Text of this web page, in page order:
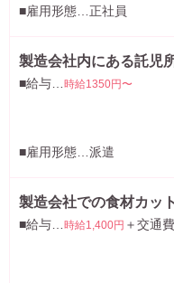
■雇用形態…正社員
製造会社内にある託児
■給与… 時給1350円〜
■雇用形態…派遣
製造会社での食材カッ
■給与… 時給1,400円 ＋交通